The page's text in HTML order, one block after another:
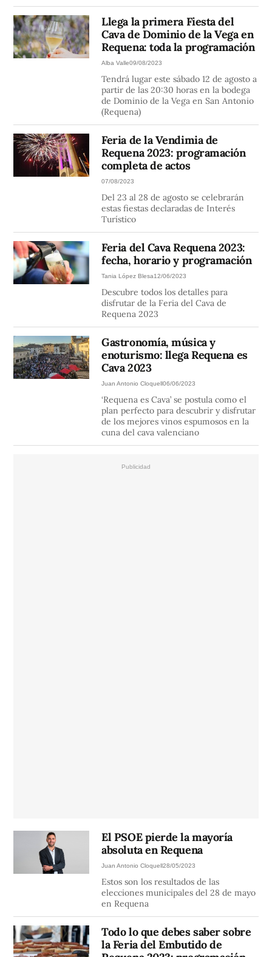
Llega la primera Fiesta del
Cava de Dominio de la Vega en
Requena: toda la programación
Alba Valle09/08/2023
Tendrá lugar este sábado 12 de agosto a
partir de las 20:30 horas en la bodega
de Dominio de la Vega en San Antonio
(Requena)
Feria de la Vendimia de
Requena 2023: programación
completa de actos
07/08/2023
Del 23 al 28 de agosto se celebrarán
estas fiestas declaradas de Interés
Turístico
Feria del Cava Requena 2023:
fecha, horario y programación
Tania López Blesa12/06/2023
Descubre todos los detalles para
disfrutar de la Feria del Cava de
Requena 2023
Gastronomía, música y
enoturismo: llega Requena es
Cava 2023
Juan Antonio Cloquell06/06/2023
‘Requena es Cava’ se postula como el
plan perfecto para descubrir y disfrutar
de los mejores vinos espumosos en la
cuna del cava valenciano
El PSOE pierde la mayoría
absoluta en Requena
Juan Antonio Cloquell28/05/2023
Estos son los resultados de las
elecciones municipales del 28 de mayo
en Requena
Todo lo que debes saber sobre
la Feria del Embutido de